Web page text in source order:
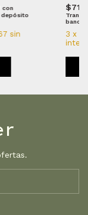
con
depósito
sin
3 x